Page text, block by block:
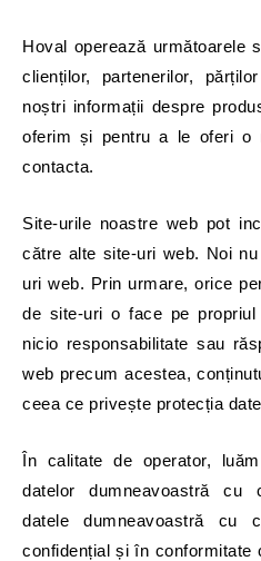
Hoval operează următoarele
clienților, partenerilor,
noștri informații despre
oferim și pentru a le oferi o
contacta.
Site-urile noastre web pot
către alte site-uri web. Noi
uri web. Prin urmare, orice
de site-uri o face pe
nicio responsabilitate sau
web precum acestea,
ceea ce privește protecția
În calitate de operator,
datelor dumneavoastră cu
datele dumneavoastră cu
confidențial și în conformitate